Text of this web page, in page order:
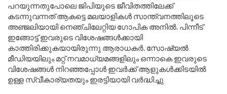
പറയുന്നതുപോലെ ജിപിയുടെ ജീവിതത്തിലേക്ക്
കടന്നുവന്നത് ആകട്ടെ മലയാളികൾ സാന്ത്വനത്തിലൂടെ
അഞ്ജലിയായി നെഞ്ചിലേറ്റിയ ഗോപിക അനിൽ. പിന്നീട്
ഇങ്ങോട്ട് ഇവരുടെ വിശേഷങ്ങൾക്കായി
കാത്തിരിക്കുകയായിരുന്നു ആരാധകർ. സോഷ്യൽ
മീഡിയയിലും മറ്റ് നവമാധ്യമങ്ങളിലും ഒന്നാകെ ഇവരുടെ
വിശേഷങ്ങൾ നിറഞ്ഞപ്പോൾ ഇവർക്ക് ആളുകൾക്കിടയിൽ
ഉള്ള സ്വീകാര്യതയും ഇരട്ടിയായി വർദ്ധിച്ചു